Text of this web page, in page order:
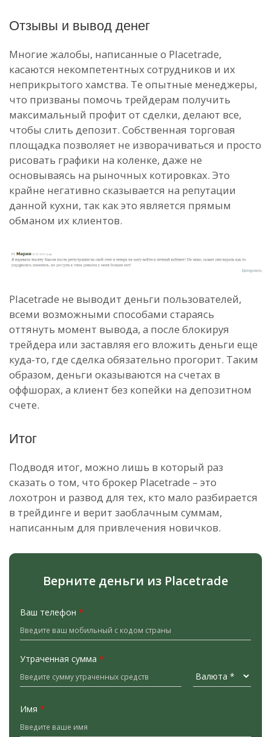
Отзывы и вывод денег
Многие жалобы, написанные о Placetrade,
касаются некомпетентных сотрудников и их
неприкрытого хамства. Те опытные менеджеры,
что призваны помочь трейдерам получить
максимальный профит от сделки, делают все,
чтобы слить депозит. Собственная торговая
площадка позволяет не изворачиваться и просто
рисовать графики на коленке, даже не
основываясь на рыночных котировках. Это
крайне негативно сказывается на репутации
данной кухни, так как это является прямым
обманом их клиентов.
Placetrade не выводит деньги пользователей,
всеми возможными способами стараясь
оттянуть момент вывода, а после блокируя
трейдера или заставляя его вложить деньги еще
куда-то, где сделка обязательно прогорит. Таким
образом, деньги оказываются на счетах в
оффшорах, а клиент без копейки на депозитном
счете.
Итог
Подводя итог, можно лишь в который раз
сказать о том, что брокер Placetrade – это
лохотрон и развод для тех, кто мало разбирается
в трейдинге и верит заоблачным суммам,
написанным для привлечения новичков.
Верните деньги из Placetrade
Ваш телефон *
Утраченная сумма *
Имя *